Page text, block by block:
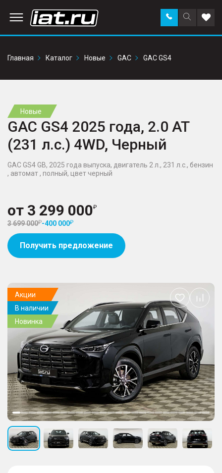
Поиск
по
Заказать
звонок в
Главная
Каталог Новые GAC GAC GS4
Новые
GAC GS4 2025 года, 2.0 AT
(231 л.с.) 4WD, Черный
GAC GS4 GB, 2025 года выпуска, двигатель 2 л., 231 л.с., бензин
, автомат , полный, цвет черный
от 3 299 000
3 699 000 -400 000
Получить предложение
Акции
В наличии
Новинка
Добавить
в
избранное